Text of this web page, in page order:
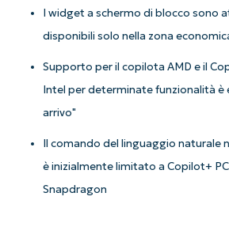
I widget a schermo di blocco sono
disponibili solo nella zona
Supporto per il copilota AMD e il
Intel per determinate funzionalità è
arrivo"
Il comando del linguaggio naturale
è inizialmente limitato a Copilot+
Snapdragon